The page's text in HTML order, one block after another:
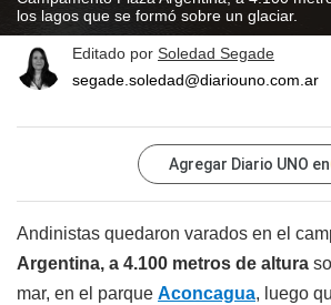
los lagos que se formó sobre un glaciar.
Editado por Soledad Segade
segade.soledad@diariouno.com.ar
Agregar Diario UNO en
Andinistas quedaron varados en el
Argentina, a 4.100 metros de altura
mar, en el parque Aconcagua, luego